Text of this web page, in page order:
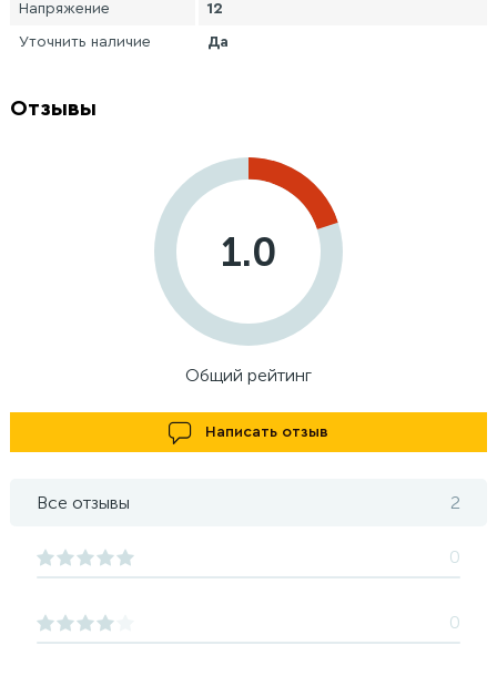
Напряжение 12
Уточнить наличие Да
Отзывы
1.0
Общий рейтинг
Написать отзыв
Все отзывы 2
0
0